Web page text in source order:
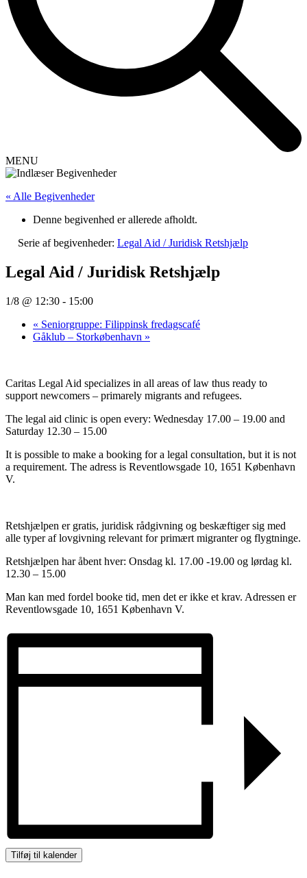
MENU
« Alle Begivenheder
Denne begivenhed er allerede afholdt.
Serie af begivenheder: Legal Aid / Juridisk Retshjælp
Legal Aid / Juridisk Retshjælp
1/8 @ 12:30 - 15:00
« Seniorgruppe: Filippinsk fredagscafé
Gåklub – Storkøbenhavn »
Caritas Legal Aid specializes in all areas of law thus ready to
support newcomers – primarely migrants and refugees.
The legal aid clinic is open every: Wednesday 17.00 – 19.00 and
Saturday 12.30 – 15.00
It is possible to make a booking for a legal consultation, but it is not
a requirement. The adress is Reventlowsgade 10, 1651 København
V.
Retshjælpen er gratis, juridisk rådgivning og beskæftiger sig med
alle typer af lovgivning relevant for primært migranter og flygtninge.
Retshjælpen har åbent hver: Onsdag kl. 17.00 -19.00 og lørdag kl.
12.30 – 15.00
Man kan med fordel booke tid, men det er ikke et krav. Adressen er
Reventlowsgade 10, 1651 København V.
Tilføj til kalender